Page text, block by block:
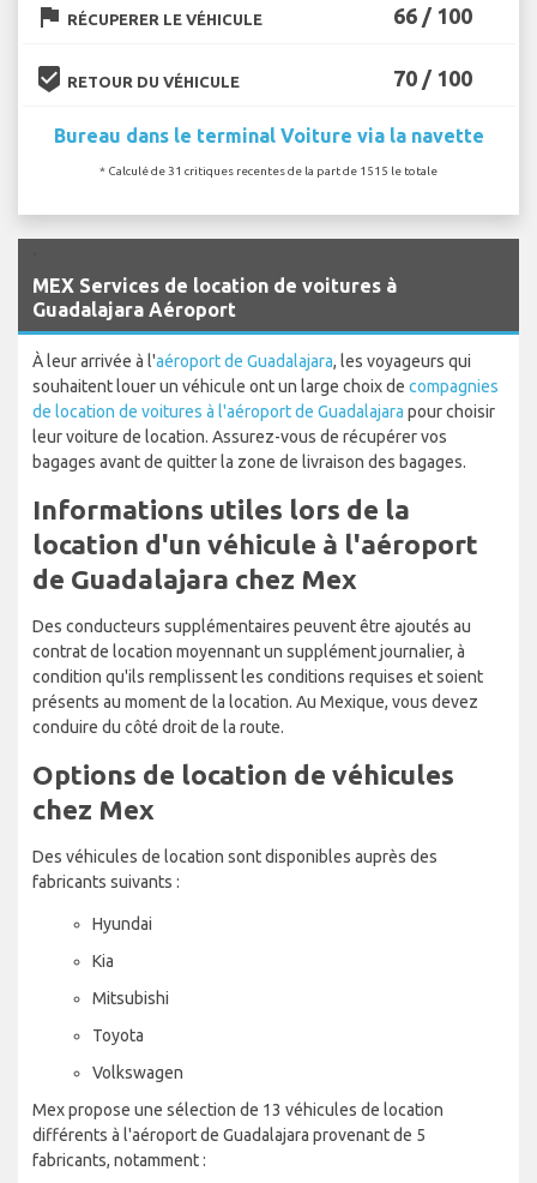
flag RÉCUPERER LE VÉHICULE 66 / 100
beenhere RETOUR DU VÉHICULE 70 / 100
Bureau dans le terminal Voiture via la navette
* Calculé de 31 critiques recentes de la part de 1515 le totale
MEX Services de location de voitures à
Guadalajara Aéroport
À leur arrivée à l'aéroport de Guadalajara, les voyageurs qui
souhaitent louer un véhicule ont un large choix de compagnies
de location de voitures à l'aéroport de Guadalajara pour choisir
leur voiture de location. Assurez-vous de récupérer vos
bagages avant de quitter la zone de livraison des bagages.
Informations utiles lors de la
location d'un véhicule à l'aéroport
de Guadalajara chez Mex
Des conducteurs supplémentaires peuvent être ajoutés au
contrat de location moyennant un supplément journalier, à
condition qu'ils remplissent les conditions requises et soient
présents au moment de la location. Au Mexique, vous devez
conduire du côté droit de la route.
Options de location de véhicules
chez Mex
Des véhicules de location sont disponibles auprès des
fabricants suivants :
Hyundai
Kia
Mitsubishi
Toyota
Volkswagen
Mex propose une sélection de 13 véhicules de location
différents à l'aéroport de Guadalajara provenant de 5
fabricants, notamment :